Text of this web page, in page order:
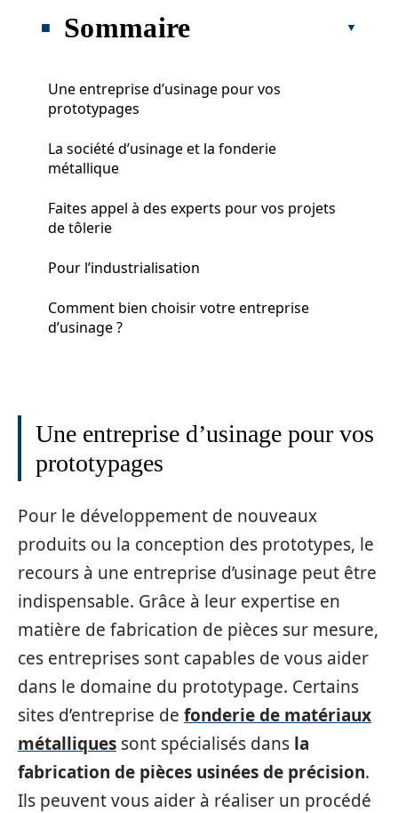
Sommaire
Une entreprise d’usinage pour vos
prototypages
La société d’usinage et la fonderie
métallique
Faites appel à des experts pour vos projets
de tôlerie
Pour l’industrialisation
Comment bien choisir votre entreprise
d’usinage ?
Une entreprise d’usinage pour vos
prototypages
Pour le développement de nouveaux
produits ou la conception des prototypes, le
recours à une entreprise d’usinage peut être
indispensable. Grâce à leur expertise en
matière de fabrication de pièces sur mesure,
ces entreprises sont capables de vous aider
dans le domaine du prototypage. Certains
sites d’entreprise de fonderie de matériaux
métalliques sont spécialisés dans la
fabrication de pièces usinées de précision.
Ils peuvent vous aider à réaliser un procédé